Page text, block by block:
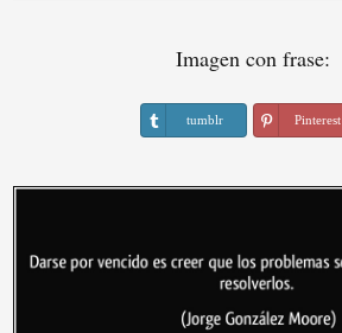
Imagen con frase:
tumblr Pinterest